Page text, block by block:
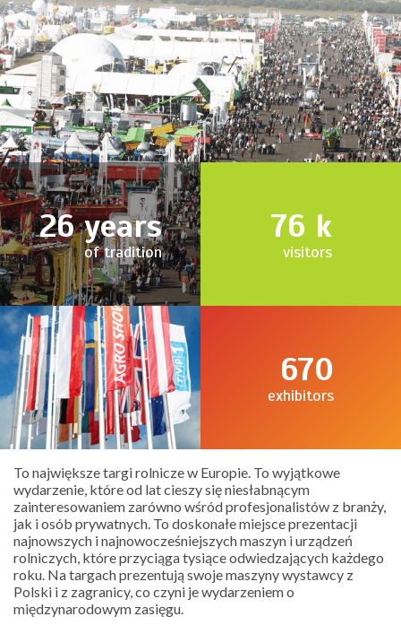
26years
of tradition
76 k
visitors
670
exhibitors
To największe targi rolnicze w Europie. To wyjątkowe
wydarzenie, które od lat cieszy się niesłabnącym
zainteresowaniem zarówno wśród profesjonalistów z branży,
jak i osób prywatnych. To doskonałe miejsce prezentacji
najnowszych i najnowocześniejszych maszyn i urządzeń
rolniczych, które przyciąga tysiące odwiedzających każdego
roku. Na targach prezentują swoje maszyny wystawcy z
Polski i z zagranicy, co czyni je wydarzeniem o
międzynarodowym zasięgu.